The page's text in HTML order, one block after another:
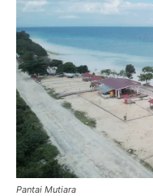
Pantai Mutiara